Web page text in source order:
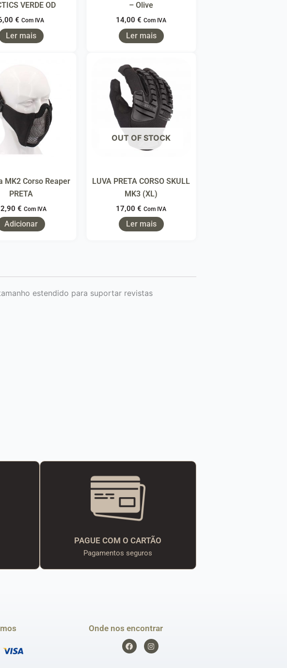
VERDE OD
€ Com IVA
Ler mais
– Olive
14,00€ Com IVA
Ler mais
MK2 Corso Reaper
PRETA
€ Com IVA
Adicionar
OUT OF STOCK
LUVA PRETA CORSO SKULL
MK3 (XL)
17,00€ Com IVA
Ler mais
estendido para suportar revistas
PAGUE COM O CARTÃO
Pagamentos seguros
Onde nos encontrar
F
a
I
n